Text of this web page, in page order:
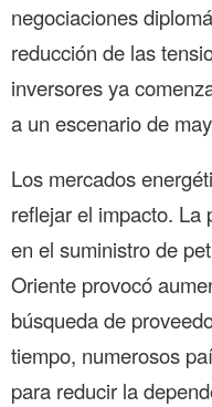
negociaciones
reducción de las
inversores ya
a un escenario de
Los mercados
reflejar el impacto. La
en el suministro de
Oriente provocó
búsqueda de
tiempo, numerosos
para reducir la